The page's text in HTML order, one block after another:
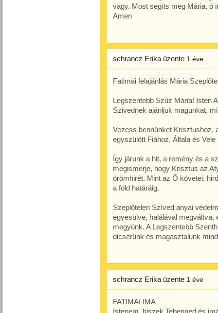
vagy. Most segíts meg Mária, ó
Amen
schrancz Erika üzente 1 éve
Fatimai felajánlás Mária
Legszentebb Szűz Mária! Isten
Szivednek ajánljuk magunkat,
Vezess bennünket Krisztushoz,
egyszülött Fiához, Általa és
Így járunk a hit, a remény és a
megismerje, hogy Krisztus az
örömhirét. Mint az Ő követei,
a föld határáig.
Szeplőtelen Szíved anyai
egyesülve, halálával megváltva,
megyünk. A Legszentebb
dicsérünk és magasztalunk
schrancz Erika üzente 1 éve
FATIMAI IMA
Istenem, hiszek Tebenned és